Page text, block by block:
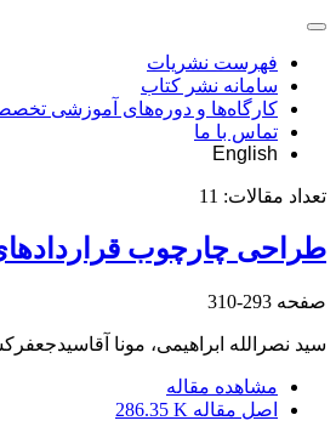
فهرست نشریات
سامانه نشر کتاب
کارگاه‌ها و دوره‌های آموزشی
تماس با ما
English
تعداد مقالات: 11
طراحی چارچوب
صفحه 293-310
سید نصرالله ابراهیمی، مونا
مشاهده مقاله
اصل مقاله 286.35 K